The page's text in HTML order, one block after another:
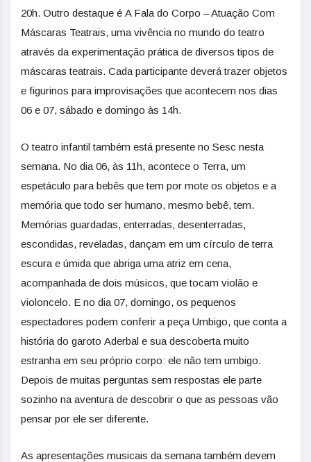
20h. Outro destaque é A Fala do Corpo – Atuação Com
Máscaras Teatrais, uma vivência no mundo do teatro
através da experimentação prática de diversos tipos de
máscaras teatrais. Cada participante deverá trazer objetos
e figurinos para improvisações que acontecem nos dias
06 e 07, sábado e domingo às 14h.
O teatro infantil também está presente no Sesc nesta
semana. No dia 06, às 11h, acontece o Terra, um
espetáculo para bebês que tem por mote os objetos e a
memória que todo ser humano, mesmo bebê, tem.
Memórias guardadas, enterradas, desenterradas,
escondidas, reveladas, dançam em um círculo de terra
escura e úmida que abriga uma atriz em cena,
acompanhada de dois músicos, que tocam violão e
violoncelo. E no dia 07, domingo, os pequenos
espectadores podem conferir a peça Umbigo, que conta a
história do garoto Aderbal e sua descoberta muito
estranha em seu próprio corpo: ele não tem umbigo.
Depois de muitas perguntas sem respostas ele parte
sozinho na aventura de descobrir o que as pessoas vão
pensar por ele ser diferente.
As apresentações musicais da semana também devem